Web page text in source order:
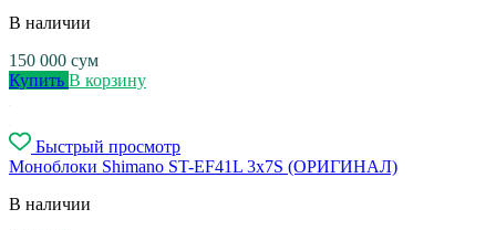
В наличии
150 000 сум
Купить В корзину
Быстрый просмотр
Моноблоки Shimano ST-EF41L 3x7S (ОРИГИНАЛ)
В наличии